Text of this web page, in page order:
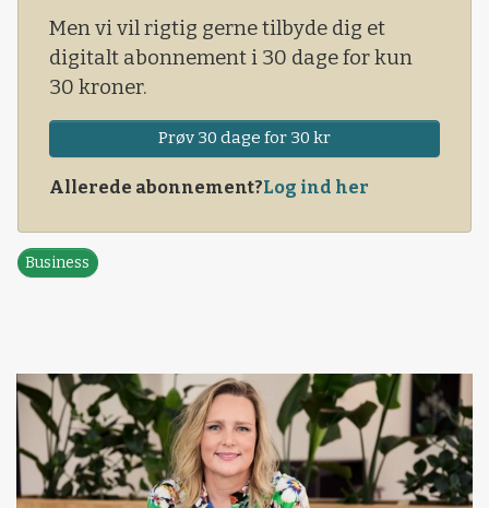
Men vi vil rigtig gerne tilbyde dig et
digitalt abonnement i 30 dage for kun
30 kroner.
Prøv 30 dage for 30 kr
Allerede abonnement?Log ind her
Business